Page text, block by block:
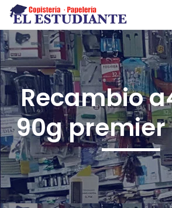
El Estudiante
Copistería
Papelería
Servicios
Recambio
90g premier